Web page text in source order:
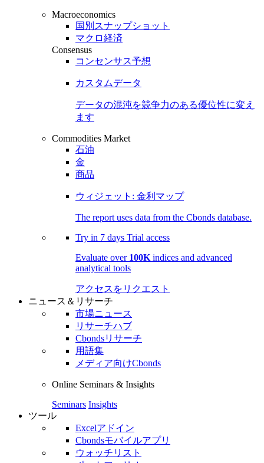
Macroeconomics
国別スナップショット
マクロ経済
Consensus
コンセンサス予想
カスタムデータ
データの混沌を競争力のある優位性に変え
ます
Commodities Market
石油
金
商品
ウィジェット: 金利マップ
The report uses data from the Cbonds database.
Try in 7 days Trial access
Evaluate over 100K indices and advanced
analytical tools
アクセスをリクエスト
ニュース＆リサーチ
市場ニュース
リサーチハブ
Cbondsリサーチ
用語集
メディア向けCbonds
Online Seminars & Insights
Seminars Insights
ツール
Excelアドイン
Cbondsモバイルアプリ
ウォッチリスト